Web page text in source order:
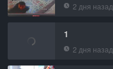
2 дня назад
1
2 дня назад